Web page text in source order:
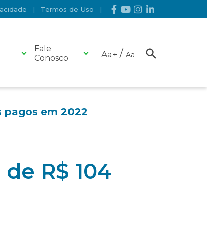
Termos de Uso
Fale
Conosco
Aa+ / Aa-
BUSCAR
pagos em 2022
R$ 104